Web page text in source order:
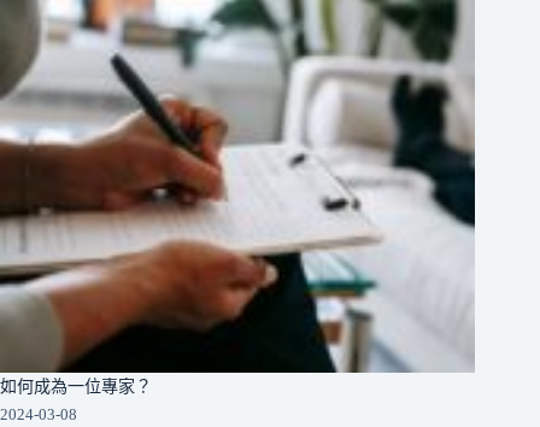
如何成為一位專家？
2024-03-08